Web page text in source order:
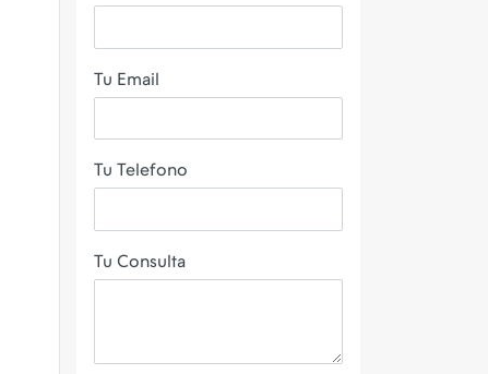
Tu Email
Tu Telefono
Tu Consulta